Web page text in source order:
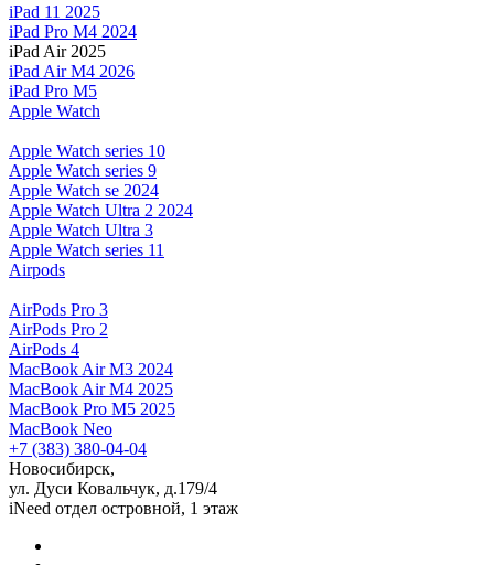
iPad 11 2025
iPad Pro M4 2024
iPad Air 2025
iPad Air M4 2026
iPad Pro M5
Apple Watch
Apple Watch series 10
Apple Watch series 9
Apple Watch se 2024
Apple Watch Ultra 2 2024
Apple Watch Ultra 3
Apple Watch series 11
Airpods
AirPods Pro 3
AirPods Pro 2
AirPods 4
MacBook Air M3 2024
MacBook Air M4 2025
MacBook Pro M5 2025
MacBook Neo
+7 (383) 380-04-04
Новосибирск,
ул. Дуси Ковальчук, д.179/4
iNeed отдел островной, 1 этаж